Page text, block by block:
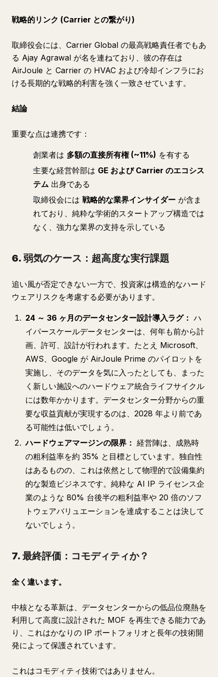
戦略的リンク (Carrier との繋がり)
取締役会には、Carrier Global の最高戦略責任者でもあ
る Ajay Agrawal が名を連ねており、彼の存在は
AirJoule と Carrier の HVAC および冷却インフラにお
ける長期的な戦略的利害を強く一致させています。
結論
重要な点は連携です：
創業者は 多額の直接所有権 (~11%) を有する
主要な経営幹部は GE および Carrier のエコシス
テム 出身である
取締役会には 戦略的な業界インサイダー が含ま
れており、純粋な学術的スタートアップ構造では
なく、強力な業界の支持を示している
6. 弱気のケース：超高度な実行課題
追い風が否定できない一方で、投資家は構造的なハード
ウェアリスクを考慮する必要があります。
24 ～ 36 ヶ月のデータセンター設計導入ラグ： ハ
イパースケールデータセンターは、何年も前から計
画、許可、設計が行われます。たとえ Microsoft、
AWS、Google が AirJoule Prime のパイロットを
実施し、そのデータを気に入ったとしても、まった
く新しい施設へのハードウェア統合ライフサイクル
には数年かかります。データセンター分野からの重
要な収益貢献が実現するのは、2028 年より前であ
る可能性は低いでしょう。
ハードウェアマージンの限界： 経営陣は、成熟時
の粗利益率を約 35% と目標としています。独自性
はあるものの、これは依然として物理的で設備集約
的な製造ビジネスです。純粋な AI IP ライセンス企
業のような 80% 台後半の粗利益率や 20 倍のソフ
トウェアバリュエーションを達成することは決して
ないでしょう。
7. 最終評価：コモディティか？
全く違います。
中核となる革新は、データセンターからの低品位廃熱を
利用して高度に設計された MOF を再生できる能力であ
り、これはかなりの IP ポートフォリオと長年の技術開
発によって保護されています。
これはコモディティ技術ではありません。